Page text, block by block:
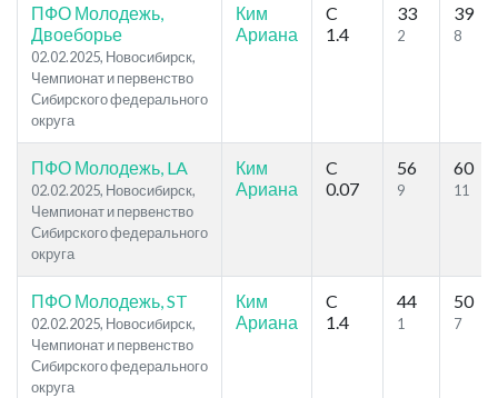
ПФО Молодежь,
Двоеборье
02.02.2025, Новосибирск,
Чемпионат и первенство
Сибирского федерального
округа
Ким
Ариана
C
1.4
33
2
39
8
ПФО Молодежь, LA
02.02.2025, Новосибирск,
Чемпионат и первенство
Сибирского федерального
округа
Ким
Ариана
C
0.07
56
9
60
11
ПФО Молодежь, ST
02.02.2025, Новосибирск,
Чемпионат и первенство
Сибирского федерального
округа
Ким
Ариана
C
1.4
44
1
50
7